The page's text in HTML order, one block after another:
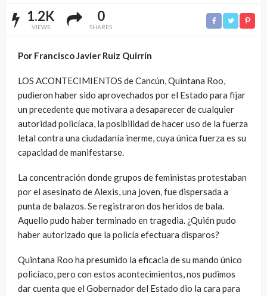
1.2K
VIEWS
0
SHARES
Por Francisco Javier Ruiz Quirrín
LOS ACONTECIMIENTOS de Cancún, Quintana Roo,
pudieron haber sido aprovechados por el Estado para fijar
un precedente que motivara a desaparecer de cualquier
autoridad policíaca, la posibilidad de hacer uso de la fuerza
letal contra una ciudadanía inerme, cuya única fuerza es su
capacidad de manifestarse.
La concentración donde grupos de feministas protestaban
por el asesinato de Alexis, una joven, fue dispersada a
punta de balazos. Se registraron dos heridos de bala.
Aquello pudo haber terminado en tragedia. ¿Quién pudo
haber autorizado que la policía efectuara disparos?
Quintana Roo ha presumido la eficacia de su mando único
policíaco, pero con estos acontecimientos, nos pudimos
dar cuenta que el Gobernador del Estado dio la cara para